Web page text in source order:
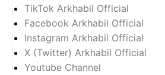
TikTok Arkhabil Official
Facebook Arkhabil Official
Instagram Arkhabil Official
X (Twitter) Arkhabil Official
Youtube Channel